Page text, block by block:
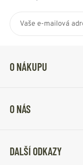
O NÁKUPU
O NÁS
DALŠÍ ODKAZY